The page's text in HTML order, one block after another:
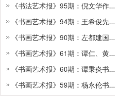
《书法艺术报》95期：倪文华作...
《书画艺术报》94期：王希俊先...
《书画艺术报》90期：左都建国...
《书画艺术报》61期：谭仁、黄...
《书画艺术报》60期：谭秉炎书...
《书画艺术报》59期：杨永伦书...